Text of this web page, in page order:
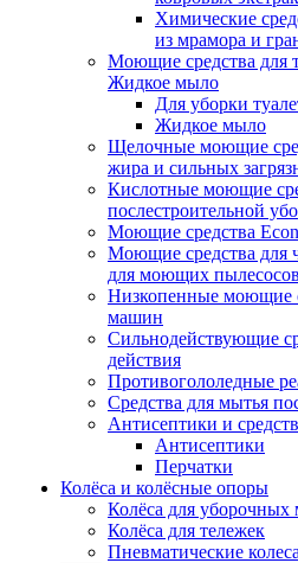
Химические
из мрамора и
Моющие средства для
Жидкое мыло
Для уборки
Жидкое мыло
Щелочные моющие
жира и сильных
Кислотные моющие
послестроительной
Моющие средства
Моющие средства для
для моющих
Низкопенные моющие
машин
Сильнодействующие
действия
Противогололедные
Средства для мытья
Антисептики и
Антисептики
Перчатки
Колёса и колёсные опоры
Колёса для
Колёса для тележек
Пневматические колеса